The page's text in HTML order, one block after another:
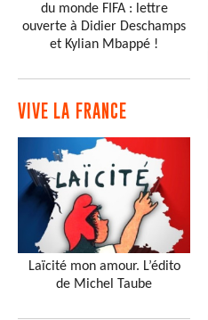
du monde FIFA : lettre
ouverte à Didier Deschamps
et Kylian Mbappé !
VIVE LA FRANCE
Laïcité mon amour. L’édito
de Michel Taube